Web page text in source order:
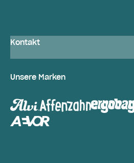
Kontakt
Unsere Marken